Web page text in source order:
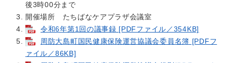
後3時00分まで
開催場所 たちばなケアプラザ会議室
令和6年第1回の議事録 [PDFファイル／354KB]
周防大島町国民健康保険運営協議会委員名簿 [PDFフ
ァイル／86KB]